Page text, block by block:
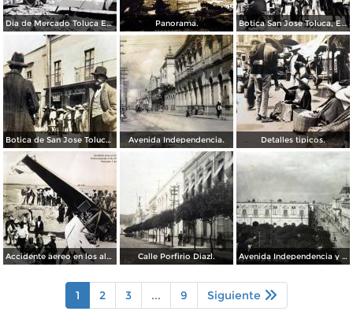
Dia de Mercado Toluca Estado de México. Panorama. Botica San Jose Toluca, Edo de México 1909.
Botica de San Jose Toluca, Edo de México 1909. Avenida Independencia. Detalles tipicos.
Accidente aereo en los alrededores de Toluca acaecido el dia 28 de Marzo de 1928 Muriendo 3 Americanos. Calle Porfirio Diazl. Avenida Independencia y Jardin de Los martires.
1 2 3 ... 9 Siguiente